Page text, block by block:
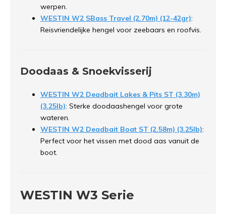
werpen.
WESTIN W2 SBass Travel (2.70m) (12-42gr):
Reisvriendelijke hengel voor zeebaars en roofvis.
Doodaas & Snoekvisserij
WESTIN W2 Deadbait Lakes & Pits ST (3.30m)
(3.25lb): Sterke doodaashengel voor grote
wateren.
WESTIN W2 Deadbait Boat ST (2.58m) (3.25lb):
Perfect voor het vissen met dood aas vanuit de
boot.
WESTIN W3 Serie